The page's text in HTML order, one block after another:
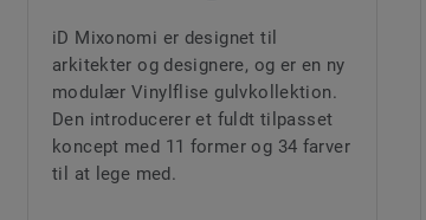
iD Mixonomi er designet til
arkitekter og designere, og er en ny
modulær Vinylflise gulvkollektion.
Den introducerer et fuldt tilpasset
koncept med 11 former og 34 farver
til at lege med.